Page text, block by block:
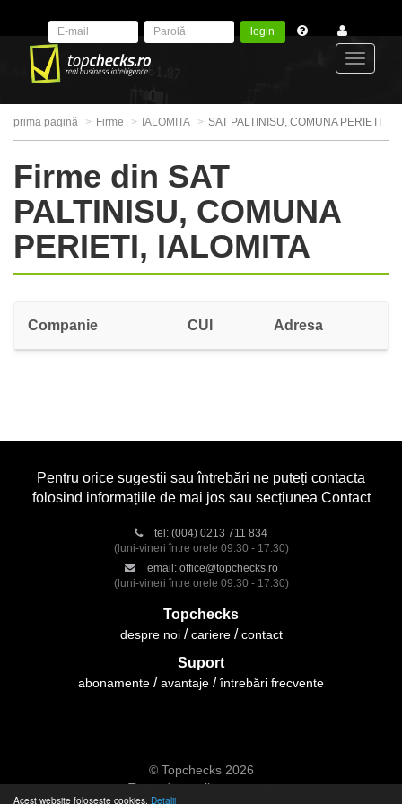
Acest website folosește cookies. Detalii
login
prima pagină Firme IALOMITA SAT PALTINISU, COMUNA PERIETI
Firme din SAT
PALTINISU, COMUNA
PERIETI, IALOMITA
Companie CUI Adresa
Pentru orice sugestii sau întrebări ne puteți contacta
folosind informațiile de mai jos sau secțiunea Contact
tel: (004) 0213 711 834
(luni-vineri între orele 09:30 - 17:30)
email: office@topchecks.ro
(luni-vineri între orele 09:30 - 17:30)
Topchecks
despre noi cariere contact
Suport
abonamente avantaje întrebări frecvente
© Topchecks 2026
Toate drepturile rezervate